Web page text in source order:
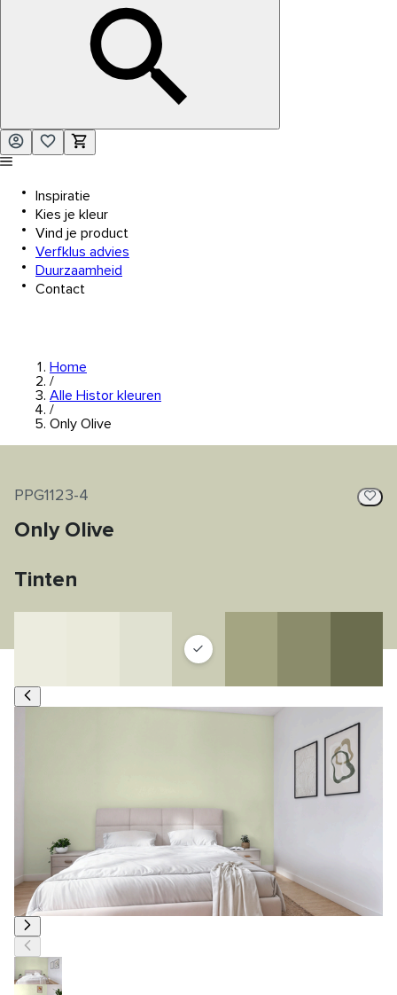
Inspiratie
Kies je kleur
Vind je product
Verfklus advies
Duurzaamheid
Contact
Home
/
Alle Histor kleuren
/
Only Olive
PPG1123-4
Only Olive
Tinten